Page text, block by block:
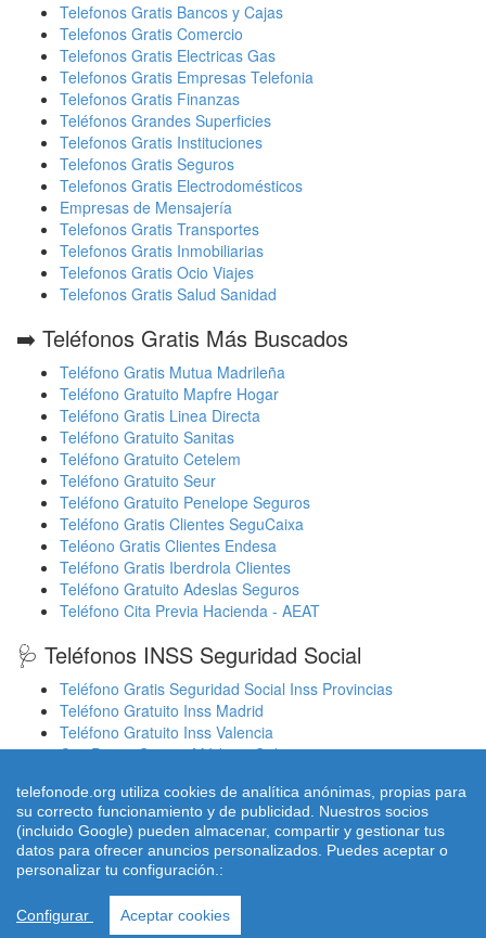
Telefonos Gratis Bancos y Cajas
Telefonos Gratis Comercio
Telefonos Gratis Electricas Gas
Telefonos Gratis Empresas Telefonia
Telefonos Gratis Finanzas
Teléfonos Grandes Superficies
Telefonos Gratis Instituciones
Telefonos Gratis Seguros
Telefonos Gratis Electrodomésticos
Empresas de Mensajería
Telefonos Gratis Transportes
Telefonos Gratis Inmobiliarias
Telefonos Gratis Ocio Viajes
Telefonos Gratis Salud Sanidad
➡️ Teléfonos Gratis Más Buscados
Teléfono Gratis Mutua Madrileña
Teléfono Gratuito Mapfre Hogar
Teléfono Gratis Linea Directa
Teléfono Gratuito Sanitas
Teléfono Gratuito Cetelem
Teléfono Gratuito Seur
Teléfono Gratuito Penelope Seguros
Teléfono Gratis Clientes SeguCaixa
Teléono Gratis Clientes Endesa
Teléfono Gratis Iberdrola Clientes
Teléfono Gratuito Adeslas Seguros
Teléfono Cita Previa Hacienda - AEAT
🩺 Teléfonos INSS Seguridad Social
Teléfono Gratis Seguridad Social Inss Provincias
Teléfono Gratuito Inss Madrid
Teléfono Gratuito Inss Valencia
Cita Previa Sergas Médicos Galicia
Cita Previa Sas Intersas Andalucia
© 2026 telefonode.org |Quienes Somos
Privacidad|Política de Cookies
telefonode.org utiliza cookies de analítica anónimas, propias para
su correcto funcionamiento y de publicidad. Nuestros socios
(incluido Google) pueden almacenar, compartir y gestionar tus
datos para ofrecer anuncios personalizados. Puedes aceptar o
personalizar tu configuración.:
Configurar Aceptar cookies